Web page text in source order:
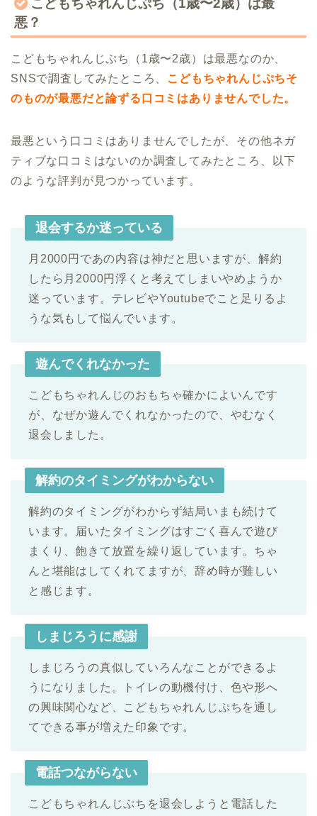
こどもちゃれんじぷち（1歳〜2歳）は最
悪？
こどもちゃれんじぷち（1歳〜2歳）は最悪なのか、
SNSで調査してみたところ、 こどもちゃれんじぷちそ
のものが最悪だと論ずる口コミはありませんでした。
最悪という口コミはありませんでしたが、その他ネガ
ティブな口コミはないのか調査してみたところ、以下
のような評判が見つかっています。
退会するか迷っている
月2000円であの内容は神だと思いますが、解約
したら月2000円浮くと考えてしまいやめようか
迷っています。テレビやYoutubeでこと足りるよ
うな気もして悩んでいます。
遊んでくれなかった
こどもちゃれんじのおもちゃ確かによいんです
が、なぜか遊んでくれなかったので、やむなく
退会しました。
解約のタイミングがわからない
解約のタイミングがわからず結局いまも続けて
います。届いたタイミングはすごく喜んで遊び
まくり、飽きて放置を繰り返しています。ちゃ
んと堪能はしてくれてますが、辞め時が難しい
と感じます。
しまじろうに感謝
しまじろうの真似していろんなことができるよ
うになりました。トイレの動機付け、色や形へ
の興味関心など、こどもちゃれんじぷちを通し
てできる事が増えた印象です。
電話つながらない
こどもちゃれんじぷちを退会しようと電話した